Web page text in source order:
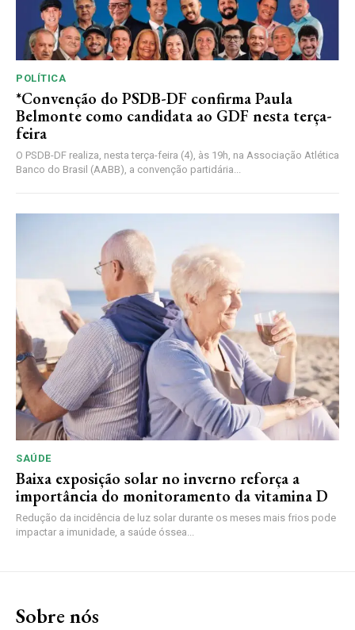
POLÍTICA
*Convenção do PSDB-DF confirma Paula
Belmonte como candidata ao GDF nesta terça-
feira
O PSDB-DF realiza, nesta terça-feira (4), às 19h, na Associação Atlética
Banco do Brasil (AABB), a convenção partidária...
SAÚDE
Baixa exposição solar no inverno reforça a
importância do monitoramento da vitamina D
Redução da incidência de luz solar durante os meses mais frios pode
impactar a imunidade, a saúde óssea...
Sobre nós